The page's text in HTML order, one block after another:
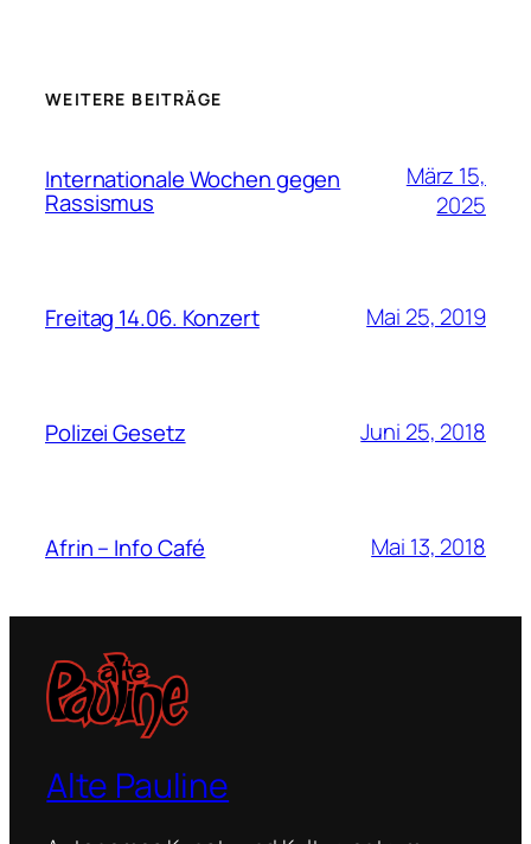
WEITERE BEITRÄGE
Internationale Wochen gegen
Rassismus
März 15,
2025
Freitag 14.06. Konzert Mai 25, 2019
Polizei Gesetz Juni 25, 2018
Afrin – Info Café Mai 13, 2018
Alte Pauline